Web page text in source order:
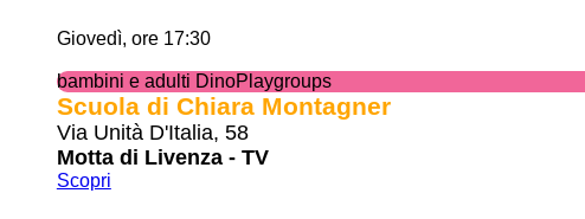
Giovedì, ore 17:30
bambini e adulti DinoPlaygroups
Scuola di Chiara Montagner
Via Unità D'Italia, 58
Motta di Livenza - TV
Scopri